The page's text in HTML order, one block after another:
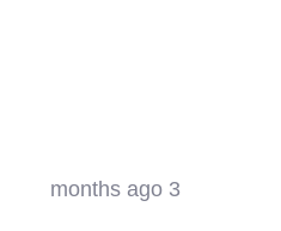
3 months ago